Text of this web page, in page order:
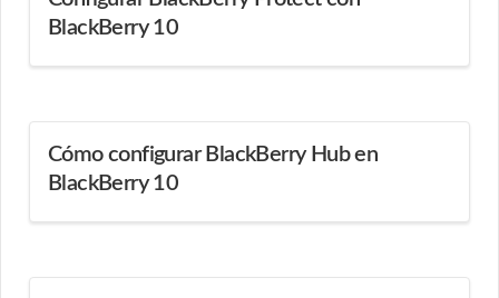
BlackBerry 10
Cómo configurar BlackBerry Hub en
BlackBerry 10